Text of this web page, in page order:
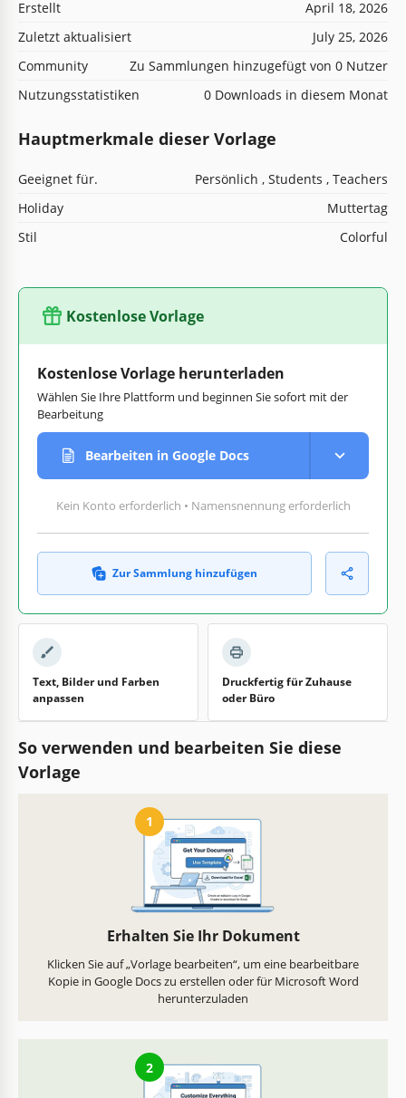
Erstellt
April 18, 2026
Zuletzt aktualisiert
July 25, 2026
Community
Zu Sammlungen hinzugefügt von 0 Nutzer
Nutzungsstatistiken
0 Downloads in diesem Monat
Hauptmerkmale dieser Vorlage
Geeignet für.
Persönlich , Students , Teachers
Holiday
Muttertag
Stil
Colorful
Kostenlose Vorlage
Kostenlose Vorlage herunterladen
Wählen Sie Ihre Plattform und beginnen Sie sofort mit der
Bearbeitung
Bearbeiten in Google Docs
Kein Konto erforderlich • Namensnennung erforderlich
Zur Sammlung hinzufügen
Text, Bilder und Farben
anpassen
Druckfertig für Zuhause
oder Büro
So verwenden und bearbeiten Sie diese
Vorlage
1
Erhalten Sie Ihr Dokument
Klicken Sie auf „Vorlage bearbeiten“, um eine bearbeitbare
Kopie in Google Docs zu erstellen oder für Microsoft Word
herunterzuladen
2